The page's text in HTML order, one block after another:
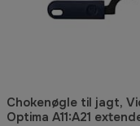
Chokenøgle til jagt,
Optima A11:A21